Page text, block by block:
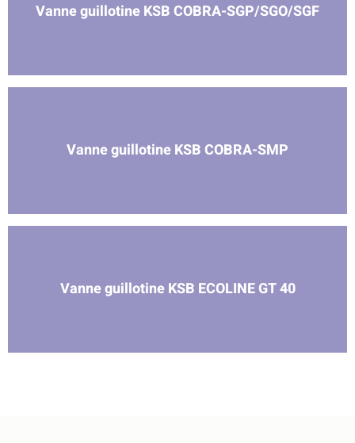
Vanne guillotine KSB COBRA-SGP/SGO/SGF
Vanne guillotine KSB COBRA-SMP
Vanne guillotine KSB ECOLINE GT 40